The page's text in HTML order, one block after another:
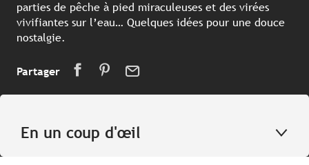
parties de pêche à pied miraculeuses et des virées
vivifiantes sur l’eau… Quelques idées pour une douce
nostalgie.
Partager
En un coup d'œil